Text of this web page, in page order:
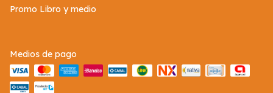
Promo Libro y medio
Medios de pago